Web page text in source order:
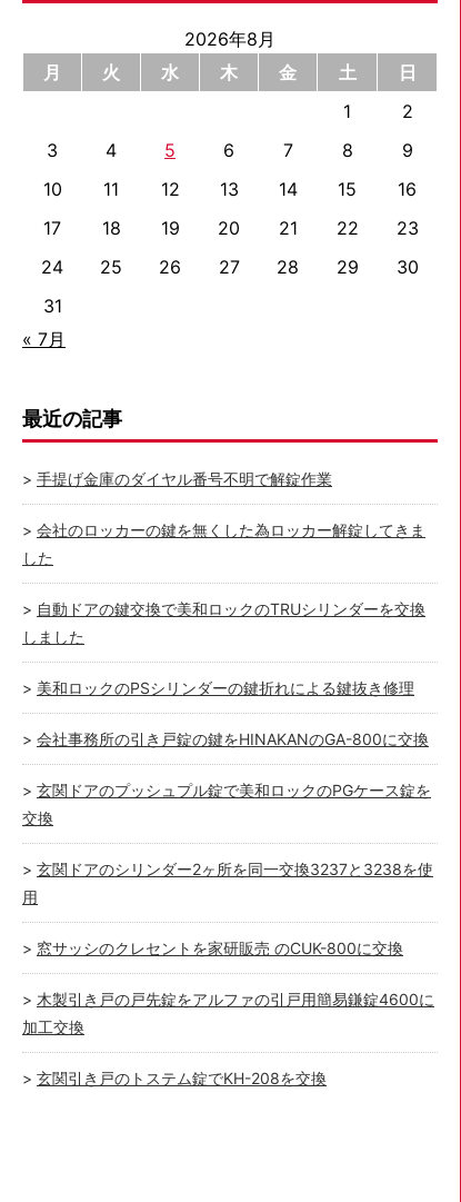
2026年8月
月
火 水 木 金 土
日
1
2
3
4 5 6 7 8
9
10
11 12 13 14 15
16
17
18 19 20 21 22
23
24
25 26 27 28 29
30
31
« 7月
最近の記事
手提げ金庫のダイヤル番号不明で解錠作業
会社のロッカーの鍵を無くした為ロッカー解錠してきま
した
自動ドアの鍵交換で美和ロックのTRUシリンダーを交換
しました
美和ロックのPSシリンダーの鍵折れによる鍵抜き修理
会社事務所の引き戸錠の鍵をHINAKANのGA-800に交換
玄関ドアのプッシュプル錠で美和ロックのPGケース錠を
交換
玄関ドアのシリンダー2ヶ所を同一交換3237と3238を使
用
窓サッシのクレセントを家研販売 のCUK-800に交換
木製引き戸の戸先錠をアルファの引戸用簡易鎌錠4600に
加工交換
玄関引き戸のトステム錠でKH-208を交換